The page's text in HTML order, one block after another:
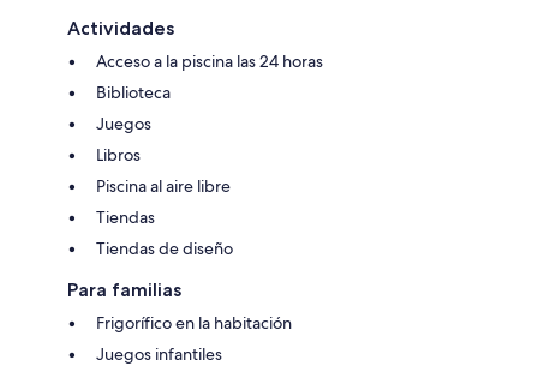
Actividades
Acceso a la piscina las 24 horas
Biblioteca
Juegos
Libros
Piscina al aire libre
Tiendas
Tiendas de diseño
Para familias
Frigorífico en la habitación
Juegos infantiles